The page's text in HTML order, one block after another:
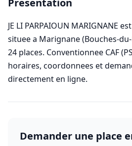
Presentation
JE LI PARPAIOUN MARIGNANE
situee a Marignane (Bouches-
24 places. Conventionnee CAF
horaires, coordonnees et
directement en ligne.
Demander une place